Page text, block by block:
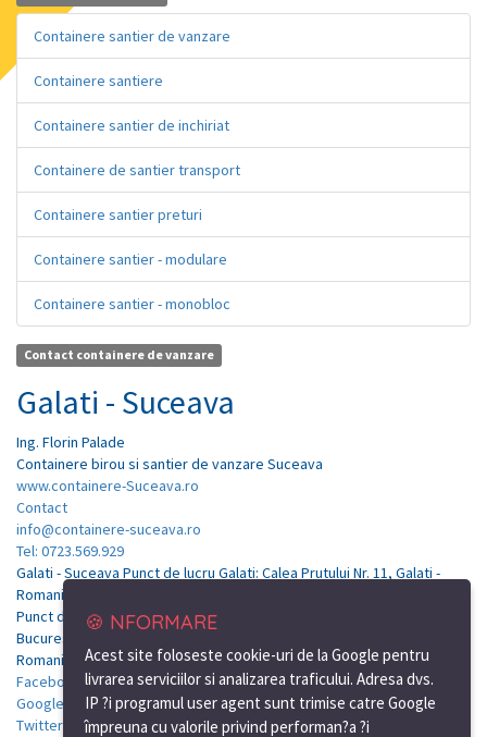
Containere santier de vanzare
Containere santiere
Containere santier de inchiriat
Containere de santier transport
Containere santier preturi
Containere santier - modulare
Containere santier - monobloc
Contact containere de vanzare
Galati - Suceava
Ing. Florin Palade
Containere birou si santier de vanzare Suceava
www.containere-Suceava.ro
Contact
info@containere-suceava.ro
Tel: 0723.569.929
Galati - Suceava Punct de lucru Galati: Calea Prutului Nr. 11, Galati -
Romania
Punct de lucru Bucuresti: Soseaua de centura, nr.12, km.7, Tunari-
Bucuresti
Romania
Facebook
Google Plus
Twitter
🍪 NFORMARE
Acest site foloseste cookie-uri de la Google pentru
livrarea serviciilor si analizarea traficului. Adresa dvs.
IP ?i programul user agent sunt trimise catre Google
împreuna cu valorile privind performan?a ?i